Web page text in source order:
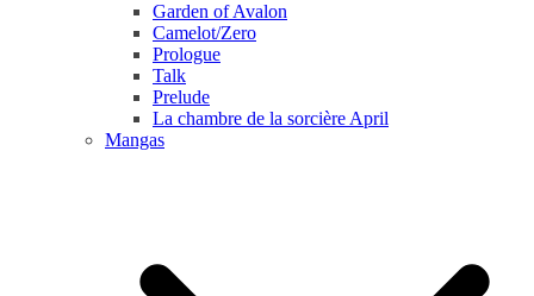
Garden of Avalon
Camelot/Zero
Prologue
Talk
Prelude
La chambre de la sorcière April
Mangas